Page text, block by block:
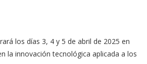
los días 3, 4 y 5 de abril de 2025 en
la innovación tecnológica aplicada a los